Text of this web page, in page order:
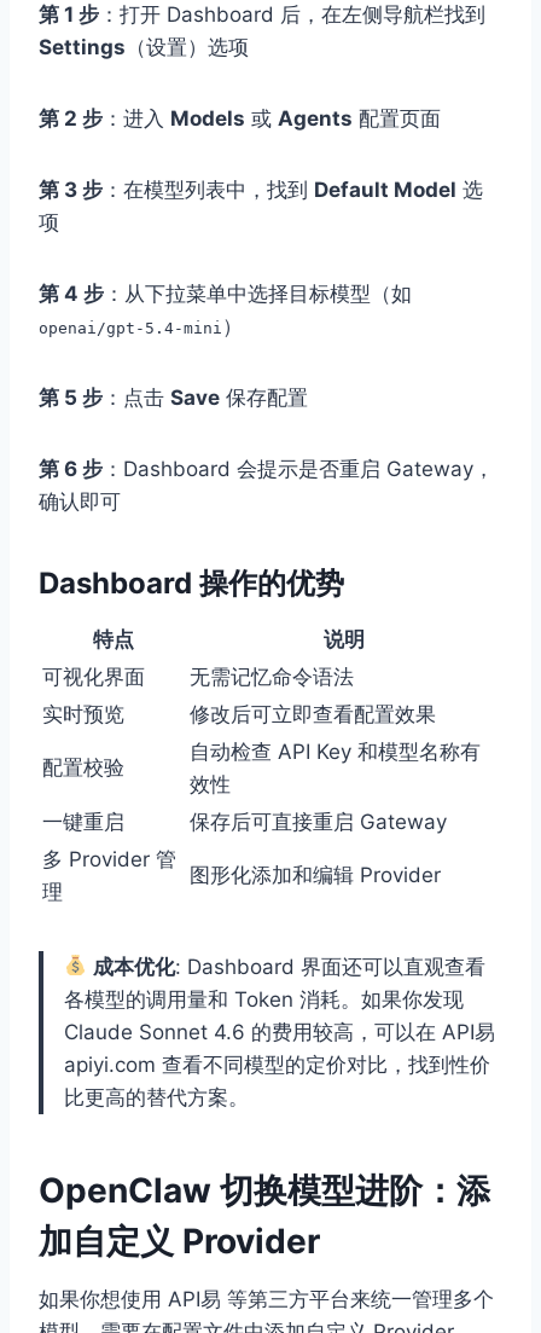
第 1 步 ：打开 Dashboard 后，在左侧导航栏找到
Settings （设置）选项
第 2 步 ：进入 Models 或 Agents 配置页面
第 3 步 ：在模型列表中，找到 Default Model 选
项
第 4 步 ：从下拉菜单中选择目标模型（如
openai/gpt-5.4-mini ）
第 5 步 ：点击 Save 保存配置
第 6 步 ：Dashboard 会提示是否重启 Gateway，
确认即可
Dashboard 操作的优势
特点
说明
可视化界面
无需记忆命令语法
实时预览
修改后可立即查看配置效果
配置校验
自动检查 API Key 和模型名称有
效性
一键重启
保存后可直接重启 Gateway
多 Provider 管
理
图形化添加和编辑 Provider
成本优化: Dashboard 界面还可以直观查看
各模型的调用量和 Token 消耗。如果你发现
Claude Sonnet 4.6 的费用较高，可以在 API易
apiyi.com 查看不同模型的定价对比，找到性价
比更高的替代方案。
OpenClaw 切换模型进阶：添
加自定义 Provider
如果你想使用 API易 等第三方平台来统一管理多个